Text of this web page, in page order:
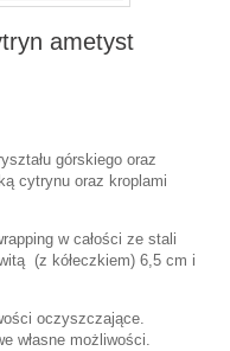
ametyst
górskiego oraz
cytrynu oraz kroplami
w całości ze stali
(z kółeczkiem) 6,5 cm i
oczyszczające.
własne możliwości.